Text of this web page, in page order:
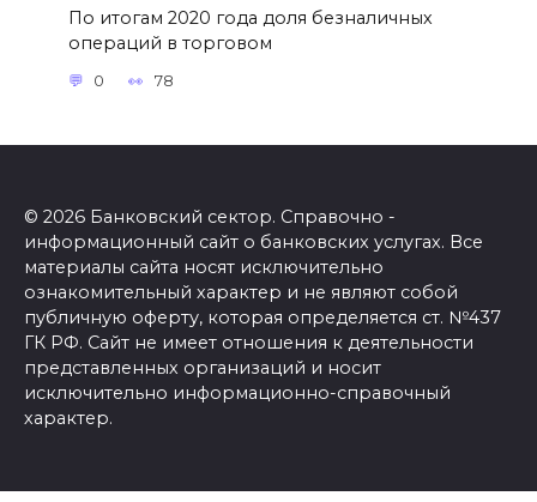
По итогам 2020 года доля безналичных
операций в торговом
0 78
© 2026 Банковский сектор. Справочно -
информационный сайт о банковских услугах. Все
материалы сайта носят исключительно
ознакомительный характер и не являют собой
публичную оферту, которая определяется ст. №437
ГК РФ. Сайт не имеет отношения к деятельности
представленных организаций и носит
исключительно информационно-справочный
характер.